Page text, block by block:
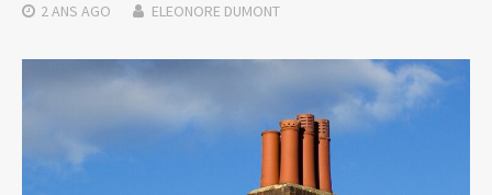
2 ANS AGO ELEONORE DUMONT